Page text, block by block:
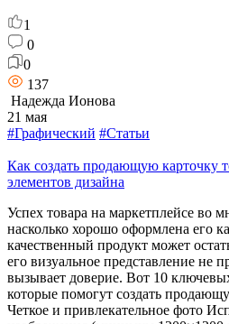
1
0
0
137
Надежда Ионова
21 мая
#Графический #Статьи
Как создать продающую карточку
элементов дизайна
Успех товара на маркетплейсе во
насколько хорошо оформлена его
качественный продукт может
его визуальное представление не
вызывает доверие. Вот 10
которые помогут создать
Четкое и привлекательное фото